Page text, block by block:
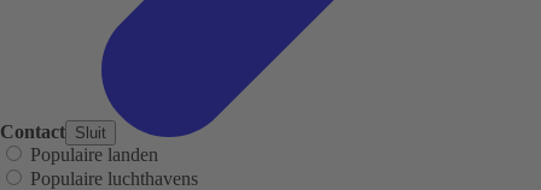
Contact Sluit
Populaire landen
Populaire luchthavens